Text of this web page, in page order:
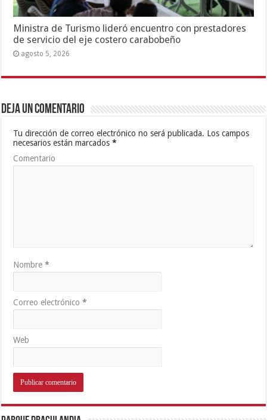
Ministra de Turismo lideró encuentro con prestadores
de servicio del eje costero carabobeño
agosto 5, 2026
Deja un comentario
Tu dirección de correo electrónico no será publicada. Los campos
necesarios están marcados*
Comentario
Nombre*
Correo electrónico*
Web